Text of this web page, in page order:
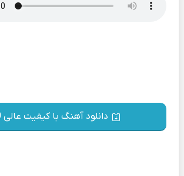
دانلود آهنگ با کیفیت عالی 320